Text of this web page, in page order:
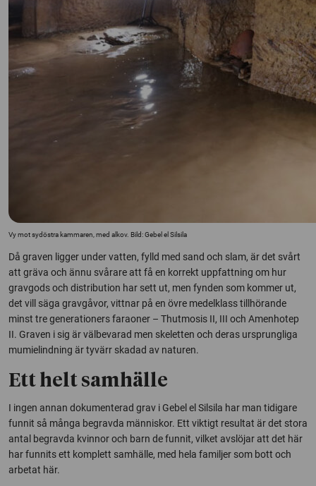
Vy mot sydöstra kammaren, med alkov. Bild: Gebel el Silsila
Då graven ligger under vatten, fylld med sand och slam, är det svårt
att gräva och ännu svårare att få en korrekt uppfattning om hur
gravgods och distribution har sett ut, men fynden som kommer ut,
det vill säga gravgåvor, vittnar på en övre medelklass tillhörande
minst tre generationers faraoner – Thutmosis II, III och Amenhotep
II. Graven i sig är välbevarad men skeletten och deras ursprungliga
mumielindning är tyvärr skadad av naturen.
Ett helt samhälle
I ingen annan dokumenterad grav i Gebel el Silsila har man tidigare
funnit så många begravda människor. Ett viktigt resultat är det stora
antal begravda kvinnor och barn de funnit, vilket avslöjar att det här
har funnits ett komplett samhälle, med hela familjer som bott och
arbetat här.